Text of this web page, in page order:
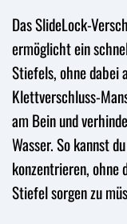
Das SlideLock-
ermöglicht ein
Stiefels, ohne dabei
Klettverschluss-
am Bein und
Wasser. So kannst
konzentrieren, ohne
Stiefel sorgen zu